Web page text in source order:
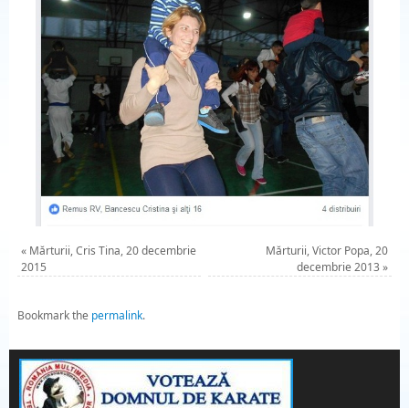
« Mărturii, Cris Tina, 20 decembrie
2015
Mărturii, Victor Popa, 20
decembrie 2013 »
Bookmark the permalink.